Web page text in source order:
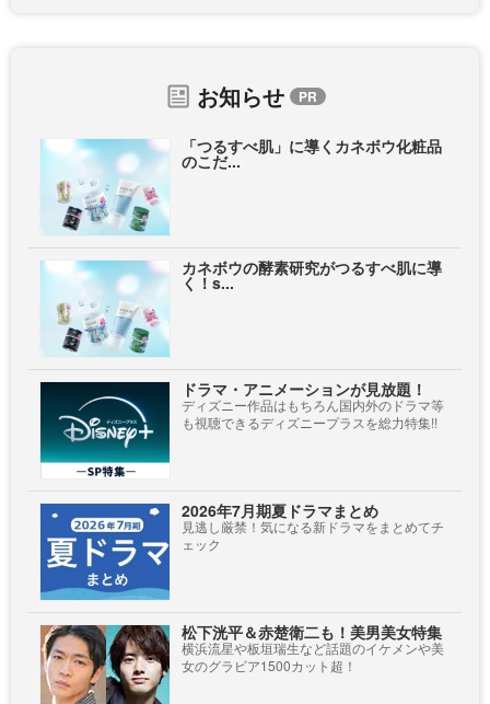
お知らせ
「つるすべ肌」に導くカネボウ化粧品
のこだ...
カネボウの酵素研究がつるすべ肌に導
く！s...
ドラマ・アニメーションが見放題！
ディズニー作品はもちろん国内外のドラマ等
も視聴できるディズニープラスを総力特集!!
2026年7月期夏ドラマまとめ
見逃し厳禁！気になる新ドラマをまとめてチ
ェック
松下洸平＆赤楚衛二も！美男美女特集
横浜流星や板垣瑞生など話題のイケメンや美
女のグラビア1500カット超！